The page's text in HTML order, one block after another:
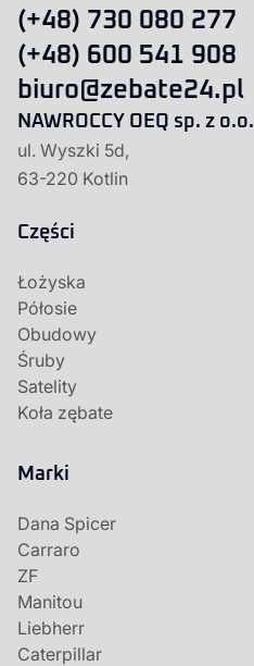
(+48) 730 080 277
(+48) 600 541 908
biuro@zebate24.pl
NAWROCCY OEQ sp. z o.o.
ul. Wyszki 5d,
63-220 Kotlin
Części
Łożyska
Półosie
Obudowy
Śruby
Satelity
Koła zębate
Marki
Dana Spicer
Carraro
ZF
Manitou
Liebherr
Caterpillar